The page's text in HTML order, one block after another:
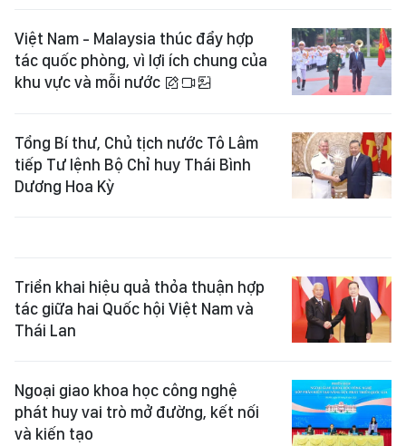
Việt Nam - Malaysia thúc đẩy hợp
tác quốc phòng, vì lợi ích chung của
khu vực và mỗi nước
Tổng Bí thư, Chủ tịch nước Tô Lâm
tiếp Tư lệnh Bộ Chỉ huy Thái Bình
Dương Hoa Kỳ
Triển khai hiệu quả thỏa thuận hợp
tác giữa hai Quốc hội Việt Nam và
Thái Lan
Ngoại giao khoa học công nghệ
phát huy vai trò mở đường, kết nối
và kiến tạo